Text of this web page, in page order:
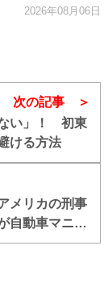
2026年08月06日
メリカの刑事
自動車マニア
次の記事
い」！ 初東
ける方法